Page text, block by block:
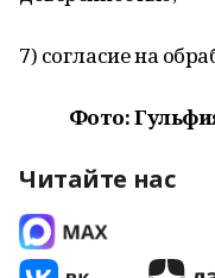
7) согласие на
Фото:
Читайте нас